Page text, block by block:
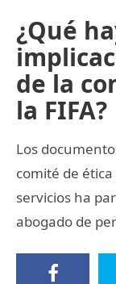
¿Qué
de la
la FIFA?
Los
comité de
servicios ha
abogado de